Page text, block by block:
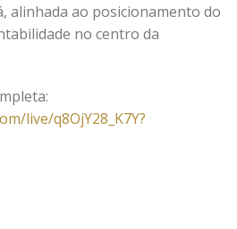
alinhada ao posicionamento do
no centro da
live/q8OjY28_K7Y?